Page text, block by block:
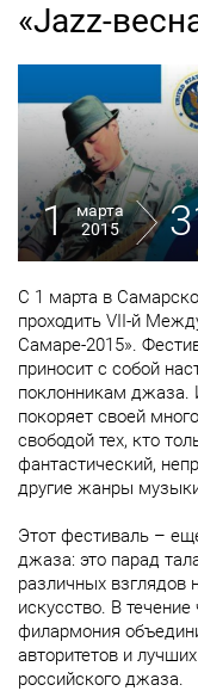
«Jazz-
1
марта
2015
С 1 марта в
проходить VII-й
Самаре-2015».
приносит с собой
поклонникам джаза.
покоряет своей
свободой тех, кто
фантастический,
другие жанры
Этот фестиваль –
джаза: это парад
различных взглядов
искусство. В
филармония
авторитетов и
российского джаза.